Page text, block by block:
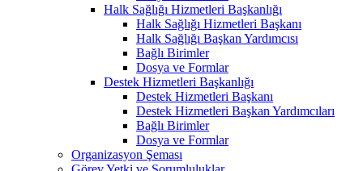
Halk Sağlığı Hizmetleri Başkanlığı
Halk Sağlığı Hizmetleri Başkanı
Halk Sağlığı Başkan Yardımcısı
Bağlı Birimler
Dosya ve Formlar
Destek Hizmetleri Başkanlığı
Destek Hizmetleri Başkanı
Destek Hizmetleri Başkan Yardımcıları
Bağlı Birimler
Dosya ve Formlar
Organizasyon Şeması